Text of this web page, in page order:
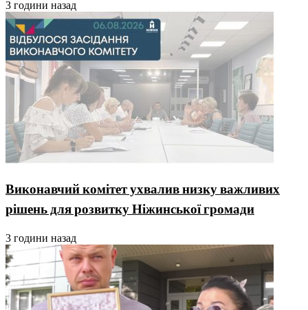
3 години назад
Виконавчий комітет ухвалив низку важливих
рішень для розвитку Ніжинської громади
3 години назад